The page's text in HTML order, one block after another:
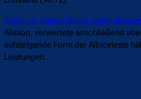
Schon im Superclásico gegen
Alisson, verwertete anschließend
aufsteigende Form der Albiceleste
Leistungen.